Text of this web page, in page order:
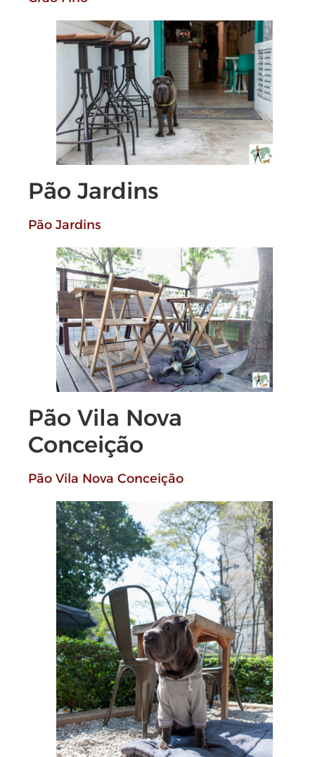
Pão Jardins
Pão Jardins
Pão Vila Nova
Conceição
Pão Vila Nova Conceição